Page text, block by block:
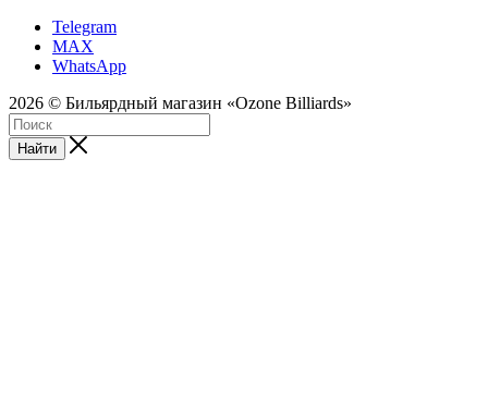
Telegram
MAX
WhatsApp
2026 © Бильярдный магазин «Ozone Billiards»
Найти